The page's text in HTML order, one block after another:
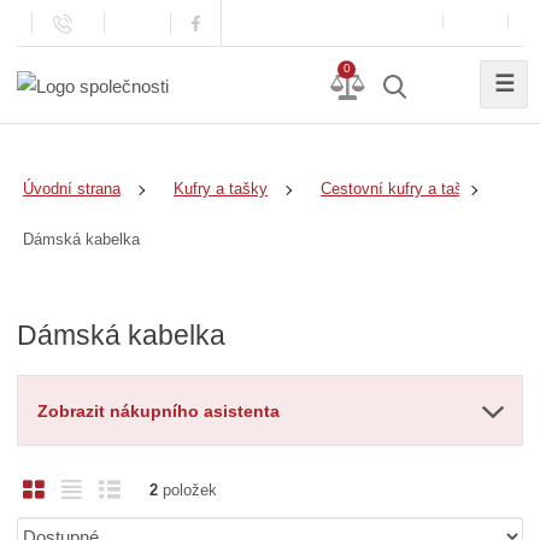
0
☰
Úvodní strana Kufry a tašky Cestovní kufry a tašky
Dámská kabelka
Dámská kabelka
Zobrazit nákupního asistenta
O
b
a
Ř
á
2položek